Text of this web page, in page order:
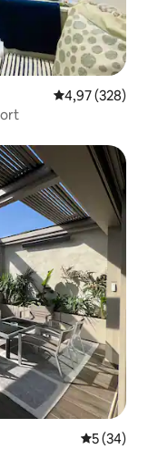
4,97 av 5 i
4,97 (328)
5 av 5 i
5 (34)